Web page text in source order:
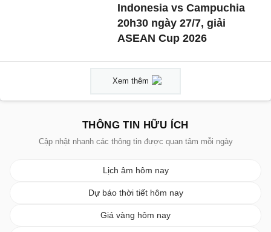
Indonesia vs Campuchia
20h30 ngày 27/7, giải
ASEAN Cup 2026
Xem thêm
THÔNG TIN HỮU ÍCH
Cập nhật nhanh các thông tin được quan tâm mỗi ngày
Lịch âm hôm nay
Dự báo thời tiết hôm nay
Giá vàng hôm nay